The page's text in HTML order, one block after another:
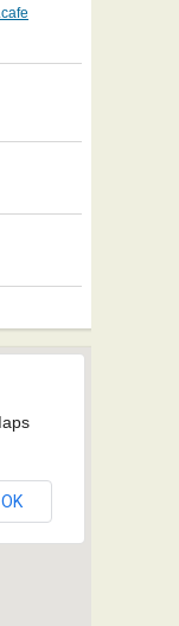
OK